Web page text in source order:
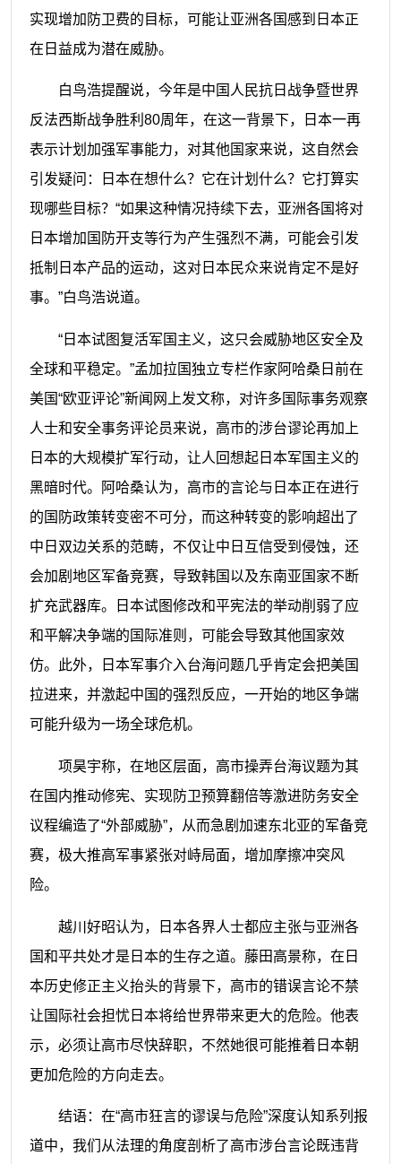
实现增加防卫费的目标，可能让亚洲各国感到日本正
在日益成为潜在威胁。
白鸟浩提醒说，今年是中国人民抗日战争暨世界
反法西斯战争胜利80周年，在这一背景下，日本一再
表示计划加强军事能力，对其他国家来说，这自然会
引发疑问：日本在想什么？它在计划什么？它打算实
现哪些目标？“如果这种情况持续下去，亚洲各国将对
日本增加国防开支等行为产生强烈不满，可能会引发
抵制日本产品的运动，这对日本民众来说肯定不是好
事。”白鸟浩说道。
“日本试图复活军国主义，这只会威胁地区安全及
全球和平稳定。”孟加拉国独立专栏作家阿哈桑日前在
美国“欧亚评论”新闻网上发文称，对许多国际事务观察
人士和安全事务评论员来说，高市的涉台谬论再加上
日本的大规模扩军行动，让人回想起日本军国主义的
黑暗时代。阿哈桑认为，高市的言论与日本正在进行
的国防政策转变密不可分，而这种转变的影响超出了
中日双边关系的范畴，不仅让中日互信受到侵蚀，还
会加剧地区军备竞赛，导致韩国以及东南亚国家不断
扩充武器库。日本试图修改和平宪法的举动削弱了应
和平解决争端的国际准则，可能会导致其他国家效
仿。此外，日本军事介入台海问题几乎肯定会把美国
拉进来，并激起中国的强烈反应，一开始的地区争端
可能升级为一场全球危机。
项昊宇称，在地区层面，高市操弄台海议题为其
在国内推动修宪、实现防卫预算翻倍等激进防务安全
议程编造了“外部威胁”，从而急剧加速东北亚的军备竞
赛，极大推高军事紧张对峙局面，增加摩擦冲突风
险。
越川好昭认为，日本各界人士都应主张与亚洲各
国和平共处才是日本的生存之道。藤田高景称，在日
本历史修正主义抬头的背景下，高市的错误言论不禁
让国际社会担忧日本将给世界带来更大的危险。他表
示，必须让高市尽快辞职，不然她很可能推着日本朝
更加危险的方向走去。
结语：在“高市狂言的谬误与危险”深度认知系列报
道中，我们从法理的角度剖析了高市涉台言论既违背